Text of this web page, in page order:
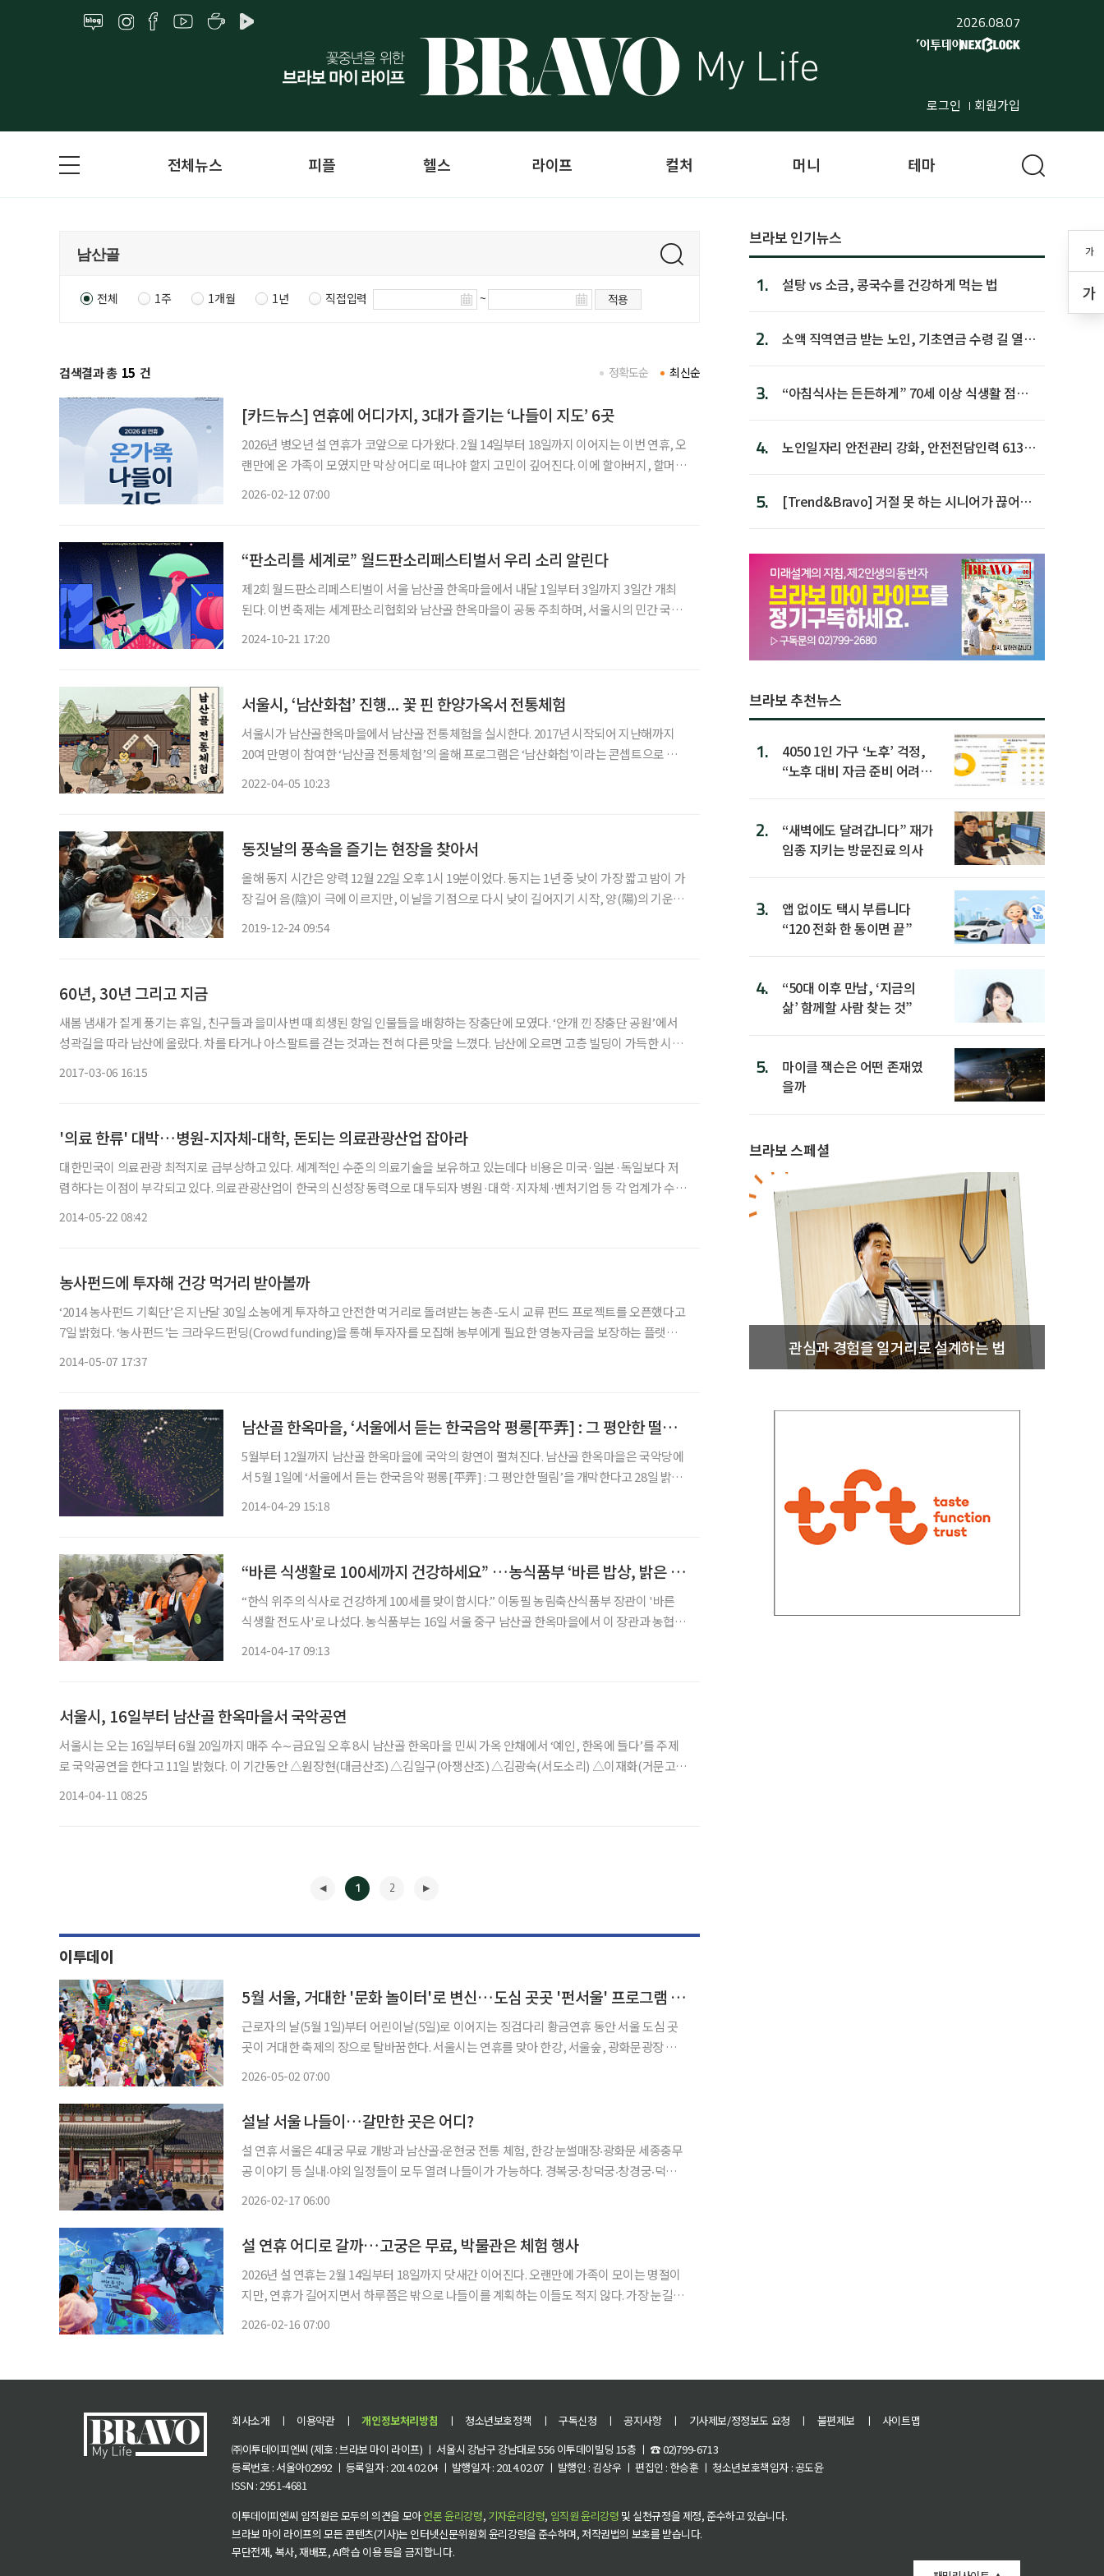
2026.08.07
로그인 회원가입
가
가
전체뉴스 피플 헬스 라이프 컬처 머니 테마
전체 1주 1개월 1년 직접입력 ~ 적용
검색결과 총 15 건 최신순
정확도순
[카드뉴스] 연휴에 어디가지, 3대가 즐기는 ‘나들이 지도’ 6곳
2026년 병오년 설 연휴가 코앞으로 다가왔다. 2월 14일부터 18일까지 이어지는 이번 연휴, 오
랜만에 온 가족이 모였지만 막상 어디로 떠나야 할지 고민이 깊어진다. 이에 할아버지, 할머니
2026-02-12 07:00
“판소리를 세계로” 월드판소리페스티벌서 우리 소리 알린다
제2회 월드판소리페스티벌이 서울 남산골 한옥마을에서 내달 1일부터 3일까지 3일간 개최
된다. 이번 축제는 세계판소리협회와 남산골 한옥마을이 공동 주최하며, 서울시의 민간 국악
2024-10-21 17:20
서울시, ‘남산화첩’ 진행... 꽃 핀 한양가옥서 전통체험
서울시가 남산골한옥마을에서 남산골 전통체험을 실시한다. 2017년 시작되어 지난해까지
20여 만명이 참여한 ‘남산골 전통체험’의 올해 프로그램은 ‘남산화첩’이라는 콘셉트으로 진
2022-04-05 10:23
동짓날의 풍속을 즐기는 현장을 찾아서
올해 동지 시간은 양력 12월 22일 오후 1시 19분이었다. 동지는 1년 중 낮이 가장 짧고 밤이 가
장 길어 음(陰)이 극에 이르지만, 이날을 기점으로 다시 낮이 길어지기 시작, 양(陽)의 기운이
2019-12-24 09:54
60년, 30년 그리고 지금
새봄 냄새가 짙게 풍기는 휴일, 친구들과 을미사변 때 희생된 항일 인물들을 배향하는 장충단에 모였다. ‘안개 낀 장충단 공원’에서
성곽길을 따라 남산에 올랐다. 차를 타거나 아스팔트를 걷는 것과는 전혀 다른 맛을 느꼈다. 남산에 오르면 고층 빌딩이 가득한 시가
2017-03-06 16:15
'의료 한류' 대박…병원-지자체-대학, 돈되는 의료관광산업 잡아라
대한민국이 의료관광 최적지로 급부상하고 있다. 세계적인 수준의 의료기술을 보유하고 있는데다 비용은 미국·일본·독일보다 저
렴하다는 이점이 부각되고 있다. 의료관광산업이 한국의 신성장 동력으로 대두되자 병원·대학·지자체·벤처기업 등 각 업계가 수혜
2014-05-22 08:42
농사펀드에 투자해 건강 먹거리 받아볼까
‘2014 농사펀드 기획단’은 지난달 30일 소농에게 투자하고 안전한 먹거리로 돌려받는 농촌-도시 교류 펀드 프로젝트를 오픈했다고
7일 밝혔다. ‘농사펀드’는 크라우드펀딩(Crowd funding)을 통해 투자자를 모집해 농부에게 필요한 영농자금을 보장하는 플랫폼
2014-05-07 17:37
남산골 한옥마을, ‘서울에서 듣는 한국음악 평롱[平弄] : 그 평안한 떨림’ 5월 개막
5월부터 12월까지 남산골 한옥마을에 국악의 향연이 펼쳐진다. 남산골 한옥마을은 국악당에
서 5월 1일에 ‘서울에서 듣는 한국음악 평롱[平弄] : 그 평안한 떨림’을 개막한다고 28일 밝혔
2014-04-29 15:18
“바른 식생활로 100세까지 건강하세요” …농식품부 ‘바른 밥상, 밝은 100세’ 캠페인
“한식 위주의 식사로 건강하게 100세를 맞이합시다.” 이동필 농림축산식품부 장관이 '바른
식생활 전도사'로 나섰다. 농식품부는 16일 서울 중구 남산골 한옥마을에서 이 장관과 농협,
2014-04-17 09:13
서울시, 16일부터 남산골 한옥마을서 국악공연
서울시는 오는 16일부터 6월 20일까지 매주 수∼금요일 오후 8시 남산골 한옥마을 민씨 가옥 안채에서 ‘예인, 한옥에 들다’를 주제
로 국악공연을 한다고 11일 밝혔다. 이 기간동안 △원장현(대금산조) △김일구(아쟁산조) △김광숙(서도소리) △이재화(거문고산
2014-04-11 08:25
1 2
이투데이
5월 서울, 거대한 '문화 놀이터'로 변신…도심 곳곳 '펀서울' 프로그램 가득
근로자의 날(5월 1일)부터 어린이날(5일)로 이어지는 징검다리 황금연휴 동안 서울 도심 곳
곳이 거대한 축제의 장으로 탈바꿈한다. 서울시는 연휴를 맞아 한강, 서울숲, 광화문광장 등
2026-05-02 07:00
설날 서울 나들이…갈만한 곳은 어디?
설 연휴 서울은 4대궁 무료 개방과 남산골‧운현궁 전통 체험, 한강 눈썰매장‧광화문 세종충무
공 이야기 등 실내‧야외 일정들이 모두 열려 나들이가 가능하다. 경복궁‧창덕궁‧창경궁‧덕수
2026-02-17 06:00
설 연휴 어디로 갈까…고궁은 무료, 박물관은 체험 행사
2026년 설 연휴는 2월 14일부터 18일까지 닷새간 이어진다. 오랜만에 가족이 모이는 명절이
지만, 연휴가 길어지면서 하루쯤은 밖으로 나들이를 계획하는 이들도 적지 않다. 가장 눈길을
2026-02-16 07:00
브라보 인기뉴스
1. 설탕 vs 소금, 콩국수를 건강하게 먹는 법
2.
소액 직역연금 받는 노인, 기초연금 수령 길 열린
3.
“아침식사는 든든하게” 70세 이상 식생활 점수
4.
노인일자리 안전관리 강화, 안전전담인력 613명
5.
[Trend&Bravo] 거절 못 하는 시니어가 끊어야
브라보 추천뉴스
1.
4050 1인 가구 ‘노후’ 걱정,
“노후 대비 자금 준비 어려
2.
“새벽에도 달려갑니다” 재가
임종 지키는 방문진료 의사
3.
앱 없이도 택시 부릅니다
“120 전화 한 통이면 끝”
4.
“50대 이후 만남, ‘지금의
삶’ 함께할 사람 찾는 것”
5.
마이클 잭슨은 어떤 존재였
을까
브라보 스페셜
관심과 경험을 일거리로 설계하는 법
회사소개 ㅣ 이용약관 ㅣ 개인정보처리방침 ㅣ 청소년보호정책 ㅣ 구독신청 ㅣ 공지사항 ㅣ 기사제보/정정보도 요청 ㅣ 불편제보 ㅣ
사이트맵
㈜이투데이피엔씨 (제호 : 브라보 마이 라이프) ㅣ 서울시 강남구 강남대로 556 이투데이빌딩 15층 ㅣ ☎ 02)799-6713
등록번호 : 서울아02992 ㅣ 등록일자 : 2014.02.04 ㅣ 발행일자 : 2014.02.07 ㅣ 발행인 : 김상우 ㅣ 편집인 : 한승훈 ㅣ 청소년보호책임자 : 공도윤
ISSN : 2951-4681
이투데이피엔씨 임직원은 모두의 의견을 모아언론 윤리강령, 기자윤리강령, 임직원 윤리강령 및 실천규정을 제정, 준수하고 있습니다.
브라보 마이 라이프의 모든 콘텐츠(기사)는 인터넷신문위원회 윤리강령을 준수하며, 저작권법의 보호를 받습니다.
무단전재, 복사, 재배포, AI학습 이용 등을 금지합니다.